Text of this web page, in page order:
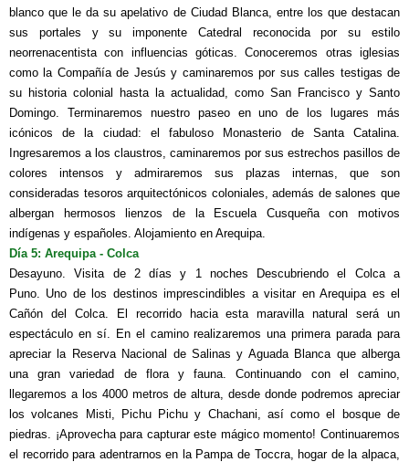
blanco que le da su apelativo de Ciudad Blanca, entre los que destacan
sus portales y su imponente Catedral reconocida por su estilo
neorrenacentista con influencias góticas. Conoceremos otras iglesias
como la Compañía de Jesús y caminaremos por sus calles testigas de
su historia colonial hasta la actualidad, como San Francisco y Santo
Domingo. Terminaremos nuestro paseo en uno de los lugares más
icónicos de la ciudad: el fabuloso Monasterio de Santa Catalina.
Ingresaremos a los claustros, caminaremos por sus estrechos pasillos de
colores intensos y admiraremos sus plazas internas, que son
consideradas tesoros arquitectónicos coloniales, además de salones que
albergan hermosos lienzos de la Escuela Cusqueña con motivos
indígenas y españoles. Alojamiento en Arequipa.
Día 5: Arequipa - Colca
Desayuno. Visita de 2 días y 1 noches Descubriendo el Colca a
Puno. Uno de los destinos imprescindibles a visitar en Arequipa es el
Cañón del Colca. El recorrido hacia esta maravilla natural será un
espectáculo en sí. En el camino realizaremos una primera parada para
apreciar la Reserva Nacional de Salinas y Aguada Blanca que alberga
una gran variedad de flora y fauna. Continuando con el camino,
llegaremos a los 4000 metros de altura, desde donde podremos apreciar
los volcanes Misti, Pichu Pichu y Chachani, así como el bosque de
piedras. ¡Aprovecha para capturar este mágico momento! Continuaremos
el recorrido para adentrarnos en la Pampa de Toccra, hogar de la alpaca,